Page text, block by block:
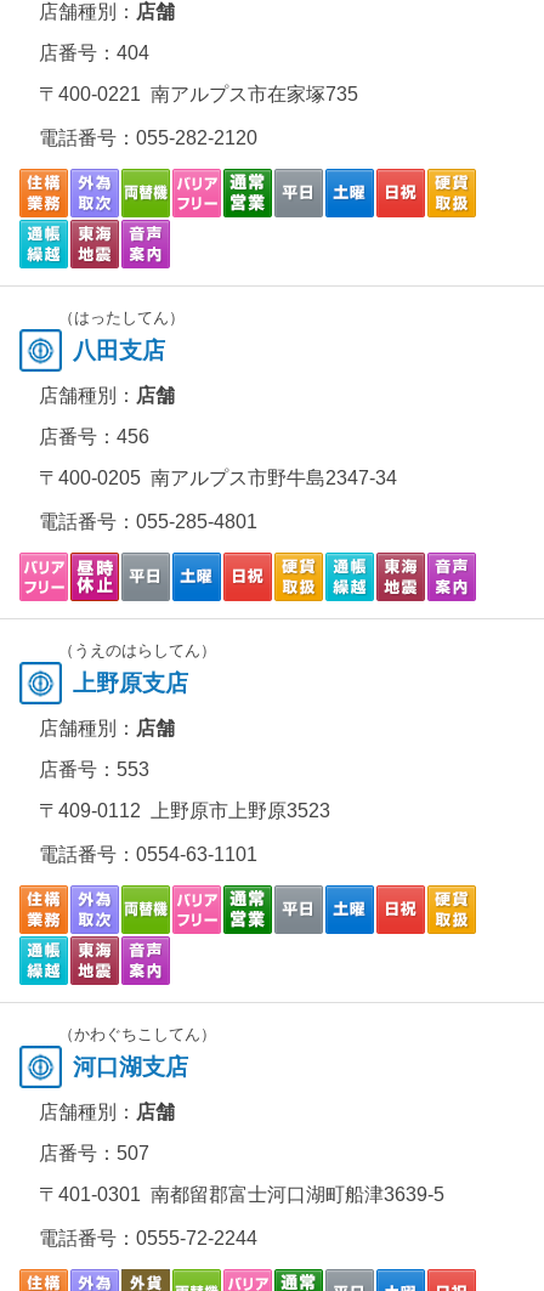
店舗種別： 店舗
店番号：404
〒400-0221 南アルプス市在家塚735
電話番号： 055-282-2120
（はったしてん）
八田支店
店舗種別： 店舗
店番号：456
〒400-0205 南アルプス市野牛島2347-34
電話番号： 055-285-4801
（うえのはらしてん）
上野原支店
店舗種別： 店舗
店番号：553
〒409-0112 上野原市上野原3523
電話番号： 0554-63-1101
（かわぐちこしてん）
河口湖支店
店舗種別： 店舗
店番号：507
〒401-0301 南都留郡富士河口湖町船津3639-5
電話番号： 0555-72-2244